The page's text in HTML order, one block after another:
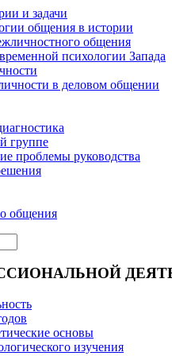
и задачи
общения в истории
общения
психологии Запада
в деловом общении
группе
проблемы руководства
общения
основы
изучения